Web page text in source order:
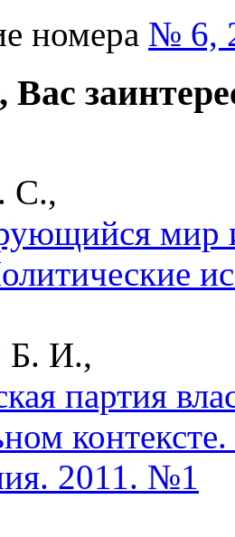
номера № 6,
С.,
мир
Б. И.,
партия
2011. №1